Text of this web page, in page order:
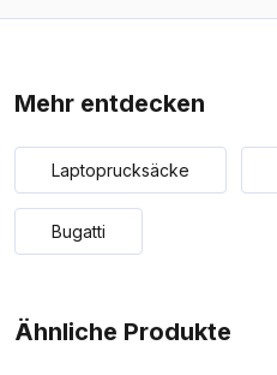
Mehr entdecken
Laptoprucksäcke
Bugatti
Ähnliche Produkte